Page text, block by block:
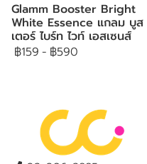
Glamm Booster Bright
White Essence แกลม บูส
เตอร์ ไบร์ท ไวท์ เอสเซนส์
฿159 - ฿590